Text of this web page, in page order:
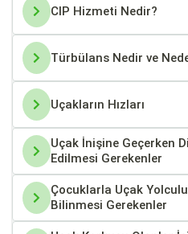
CIP Hizmeti Nedir?
Türbülans Nedir ve
Uçakların Hızları
Uçak İnişine Geçerken
Edilmesi Gerekenler
Çocuklarla Uçak
Bilinmesi Gerekenler